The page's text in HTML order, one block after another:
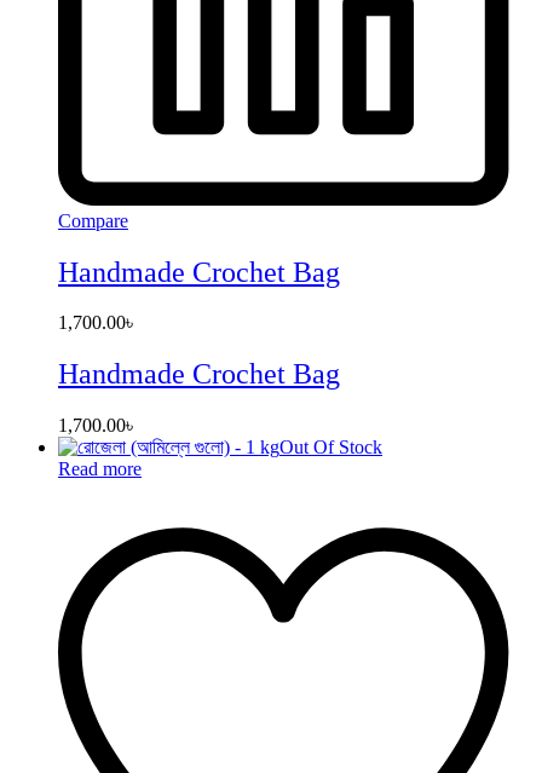
Compare
Handmade Crochet Bag
1,700.00৳
Handmade Crochet Bag
1,700.00৳
Out Of Stock
Read more